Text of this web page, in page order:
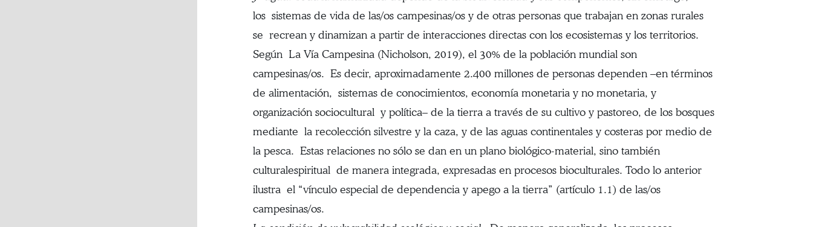
los sistemas de vida de las/os campesinas/os y de otras personas que trabajan en zonas rurales
se recrean y dinamizan a partir de interacciones directas con los ecosistemas y los territorios.
Según La Vía Campesina (Nicholson, 2019), el 30% de la población mundial son
campesinas/os. Es decir, aproximadamente 2.400 millones de personas dependen –en términos
de alimentación, sistemas de conocimientos, economía monetaria y no monetaria, y
organización sociocultural y política– de la tierra a través de su cultivo y pastoreo, de los bosques
mediante la recolección silvestre y la caza, y de las aguas continentales y costeras por medio de
la pesca. Estas relaciones no sólo se dan en un plano biológico-material, sino también
culturalespiritual de manera integrada, expresadas en procesos bioculturales. Todo lo anterior
ilustra el “vínculo especial de dependencia y apego a la tierra” (artículo 1.1) de las/os
campesinas/os.